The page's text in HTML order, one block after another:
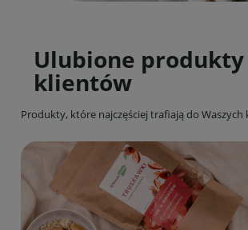
Ulubione produkty
klientów
Produkty, które najczęściej trafiają do Waszych